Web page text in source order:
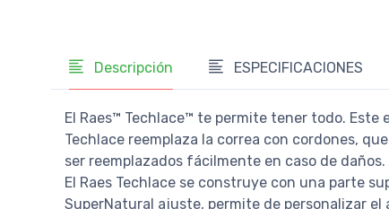
Descripción ESPECIFICACIONES
El Raes™ Techlace™ te permite tener todo.
Techlace reemplaza la correa con cordones,
ser reemplazados fácilmente en caso de
El Raes Techlace se construye con una parte
SuperNatural ajuste, permite de personalizar